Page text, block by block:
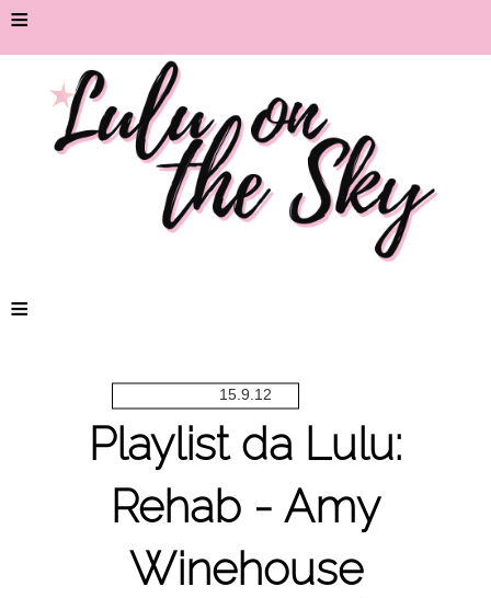
≡
≡
15.9.12
Playlist da Lulu:
Rehab - Amy
Winehouse